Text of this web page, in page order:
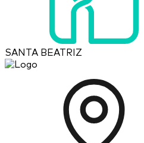
SANTA BEATRIZ